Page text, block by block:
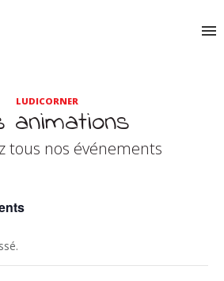
LUDICORNER
animations
tous nos événements